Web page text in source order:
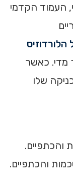
העמוד הקדמי
הלורדוזיס
מדי. ‏כאשר
שלו
והכתפיים‏.
והכתפיים‏.